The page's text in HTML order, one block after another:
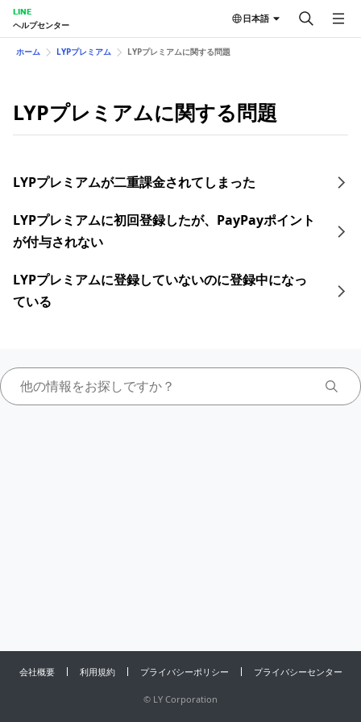
LINE
ヘルプセンター
日本語
ホーム LYPプレミアム LYPプレミアムに関する問題
LYPプレミアムに関する問題
LYPプレミアムが二重課金されてしまった
LYPプレミアムに初回登録したが、PayPayポイント
が付与されない
LYPプレミアムに登録していないのに登録中になっ
ている
会社概要 利用規約 プライバシーポリシー プライバシーセンター
© LY Corporation